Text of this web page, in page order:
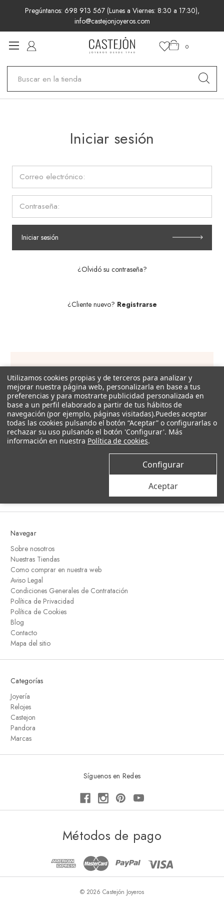
Pregúntanos: 698 913 567 (Lunes a Viernes: 8:30 a 17:30),
info@castejonjoyeros.com
0
Iniciar sesión
Iniciar sesión
¿Olvidó su contraseña?
¿Cliente nuevo? Registrarse
Suscríbete a nuestra newsletter!
Recibe descuentos exclusivos, promociones, novedades y
tendencias por e-mail.
Dirección
de
correo
electrónico
Navegar
Sobre nosotros
Nuestras Tiendas
Como comprar en nuestra web
Aviso Legal
Condiciones Generales de Contratación
Política de Privacidad
Política de Cookies
Blog
Contacto
Mapa del sitio
Categorías
Joyería
Relojes
Castejon
Pandora
Marcas
Síguenos en Redes
Métodos de pago
© 2026 Castejón Joyeros
Utilizamos cookies propias y de terceros para analizar y
mejorar nuestra página web, personalizarla en base a tus
preferencias y para mostrarte publicidad personalizada en
base a un perfil elaborado a partir de tus hábitos de
navegación (por ejemplo, páginas visitadas).Puedes aceptar
todas las cookies pulsando el botón “Aceptar” o configurarlas o
rechazar su uso pulsando el botón 'Configurar'. Más
información en nuestra Política de cookies.
Configurar
Aceptar